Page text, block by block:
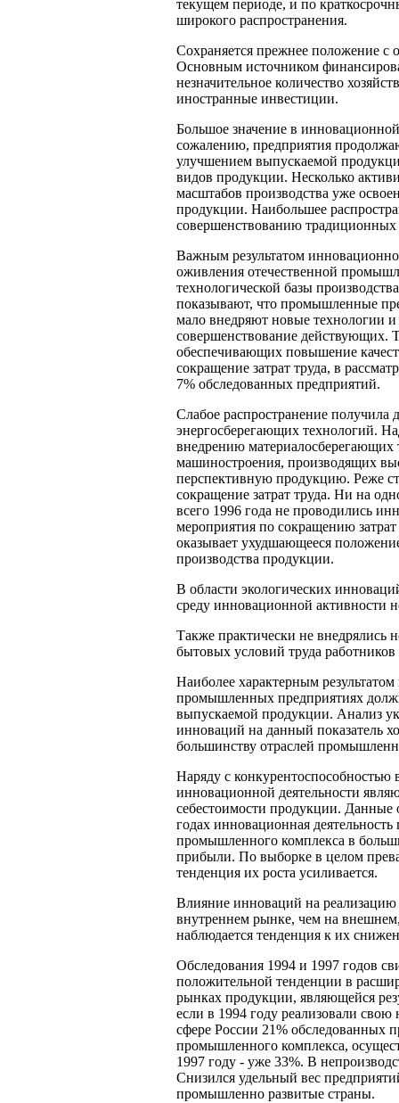
текущем периоде, и по
широкого распространения.
Сохраняется прежнее положение с
Основным источником
незначительное количество
иностранные инвестиции.
Большое значение в
сожалению, предприятия
улучшением выпускаемой
видов продукции. Несколько
масштабов производства уже
продукции. Наибольшее
совершенствованию
Важным результатом
оживления отечественной
технологической базы
показывают, что промышленные
мало внедряют новые технологии
совершенствование действующих.
обеспечивающих повышение
сокращение затрат труда, в
7% обследованных предприятий.
Слабое распространение получила
энергосберегающих технологий.
внедрению материалосберегающих
машиностроения, производящих
перспективную продукцию. Реже
сокращение затрат труда. Ни на
всего 1996 года не проводились
мероприятия по сокращению затрат
оказывает ухудшающееся
производства продукции.
В области экологических
среду инновационной активности
Также практически не внедрялись
бытовых условий труда работников
Наиболее характерным
промышленных предприятиях
выпускаемой продукции. Анализ
инноваций на данный показатель
большинству отраслей
Наряду с
инновационной деятельности
себестоимости продукции. Данные
годах инновационная
промышленного комплекса в
прибыли. По выборке в целом
тенденция их роста усиливается.
Влияние инноваций на
внутреннем рынке, чем на
наблюдается тенденция к их
Обследования 1994 и 1997 годов
положительной тенденции в
рынках продукции, являющейся
если в 1994 году реализовали
сфере России 21%
промышленного комплекса,
1997 году - уже 33%. В
Снизился удельный вес
промышленно развитые страны.